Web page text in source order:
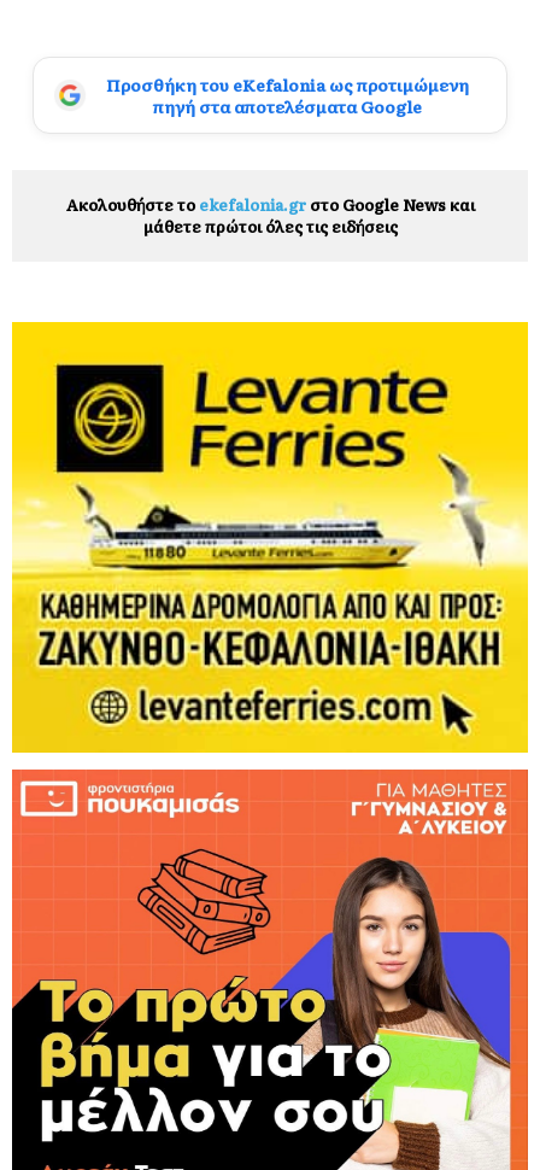
Προσθήκη του eKefalonia ως προτιμώμενη
πηγή στα αποτελέσματα Google
Ακολουθήστε το ekefalonia.grστο Google News και
μάθετε πρώτοι όλες τις ειδήσεις